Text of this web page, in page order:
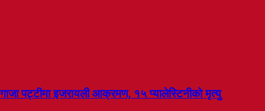
गाजा पट्टीमा इजरायली आक्रमण, १५ प्यालेस्टिनीको मृत्यु